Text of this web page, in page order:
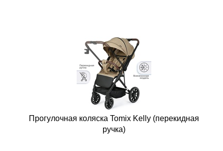
Прогулочная коляска Tomix Kelly (перекидная
ручка)